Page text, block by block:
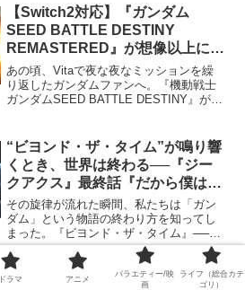
速します。ニャアンとの関係や、M.A.V.
戦術の謎が明らかに...
【Switch2対応】『ガンダム
SEED BATTLE DESTINY
REMASTERED』が想像以上に激
アツだった件【Vita勢、全員集
合】
あの頃、Vitaで夜な夜なミッションを繰
り返したガンダムファンへ。『機動戦士
ガンダムSEED BATTLE DESTINY』が、
じゃない。新型ハード「Swi...
“ビヨンド・ザ・タイム”が鳴り響
くとき、世界は終わる──『ジー
クアクス』最終話『だから僕は』
に託された“正史ガンダム”の意味
その旋律が流れた瞬間、私たちは「ガン
ダム」という物語の終わり方を知ってし
まった。『ビヨンド・ザ・タイム』──そ
れは『逆襲のシャア』の主題歌にし
て、“ニュータイプ神話”の葬送曲。『ジー
クアクス』最終話『だから僕は』で、つ
【ジークアクス 最終回×キケロ
ドラマ アニメ
バラエティー/映
画
ライフ（総合カテ
ゴリ）